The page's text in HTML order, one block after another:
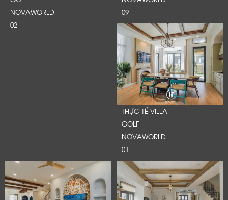
NOVAWORLD
02
09
THỰC TẾ VILLA
GOLF
NOVAWORLD
01